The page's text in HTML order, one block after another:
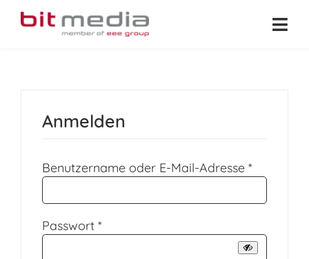
Inhalt
LONA Education
Warenkorb
Suche
nach:
Anmelden
Benutzername oder E-Mail-Adresse *
Passwort *Erforderlich